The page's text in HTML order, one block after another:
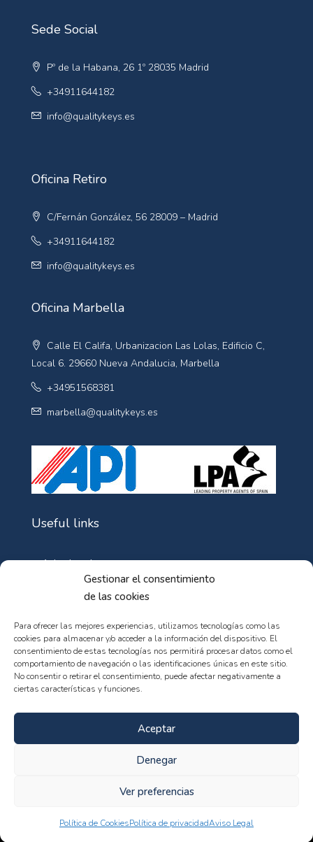
Gestionar el consentimiento
de las cookies
Para ofrecer las mejores experiencias, utilizamos tecnologías como las
cookies para almacenar y/o acceder a la información del dispositivo. El
consentimiento de estas tecnologías nos permitirá procesar datos como el
comportamiento de navegación o las identificaciones únicas en este sitio.
No consentir o retirar el consentimiento, puede afectar negativamente a
ciertas características y funciones.
Aceptar
Denegar
Ver preferencias
Política de CookiesPolítica de privacidadAviso Legal
Sede Social
Pº de la Habana, 26 1º 28035 Madrid
+34911644182
info@qualitykeys.es
Oficina Retiro
C/Fernán González, 56 28009 – Madrid
+34911644182
info@qualitykeys.es
Oficina Marbella
Calle El Califa, Urbanizacion Las Lolas, Edificio C,
Local 6. 29660 Nueva Andalucia, Marbella
+34951568381
marbella@qualitykeys.es
Useful links
Aviso Legal